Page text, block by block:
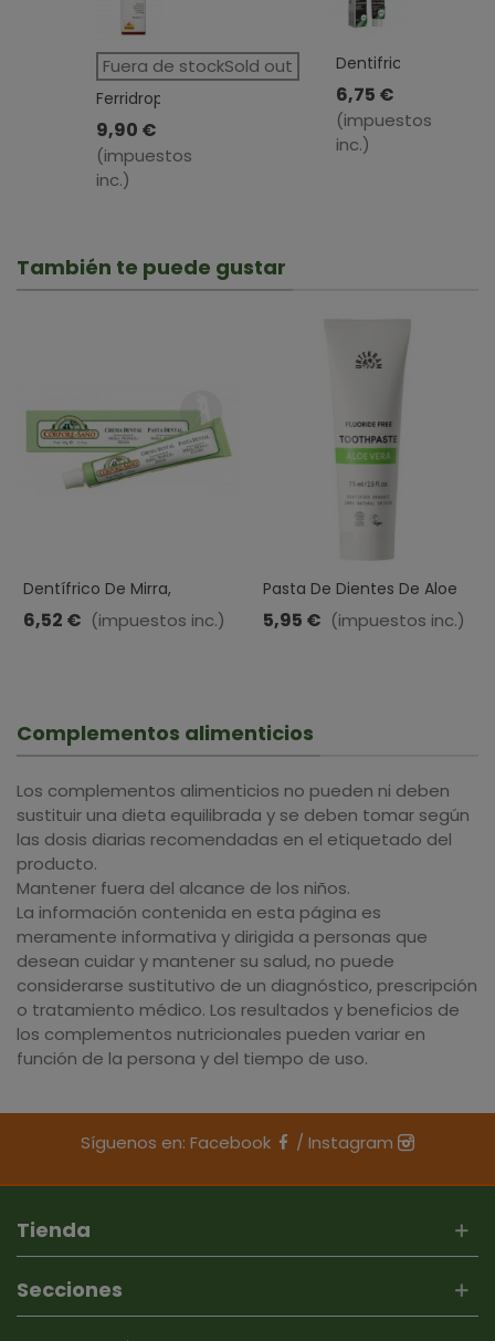
Fuera de stockSold out
Ferridrops
Gotas ·
Bilema ·
30 Ml
9,90 €
(impuestos
inc.)
Dentifrico
Aloe
Fresh
Acción
Retard
6,75 €
(impuestos
inc.)
También te puede gustar
Dentífrico De Mirra,
Própolis E Hinojo · Corpore
Sano · 75 Ml
6,52 € (impuestos inc.)
Pasta De Dientes De Aloe
Vera · Urtekram · 75ML
5,95 € (impuestos inc.)
Complementos alimenticios
Los complementos alimenticios no pueden ni deben
sustituir una dieta equilibrada y se deben tomar según
las dosis diarias recomendadas en el etiquetado del
producto.
Mantener fuera del alcance de los niños.
La información contenida en esta página es
meramente informativa y dirigida a personas que
desean cuidar y mantener su salud, no puede
considerarse sustitutivo de un diagnóstico, prescripción
o tratamiento médico. Los resultados y beneficios de
los complementos nutricionales pueden variar en
función de la persona y del tiempo de uso.
Síguenos en: Facebook / Instagram
Tienda
Secciones